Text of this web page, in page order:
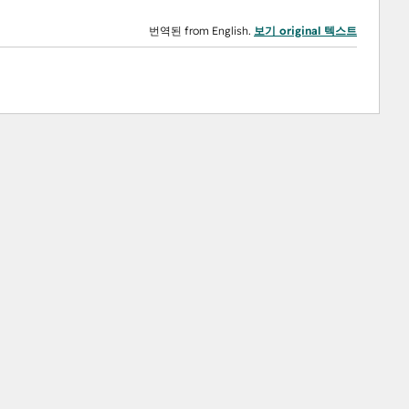
번역된 from English. 보기 original 텍스트